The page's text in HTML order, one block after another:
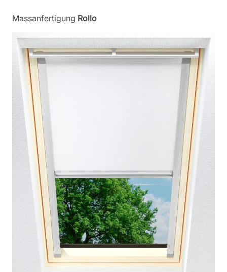
Massanfertigung Rollo